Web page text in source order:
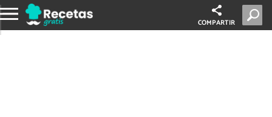
COMPARTIR